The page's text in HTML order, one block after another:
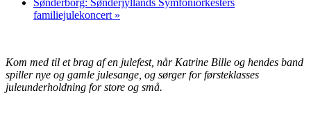
familiejulekoncert »
Kom med til et brag af en julefest, når Katrine Bille og hendes band
spiller nye og gamle julesange, og sørger for førsteklasses
juleunderholdning for store og små.